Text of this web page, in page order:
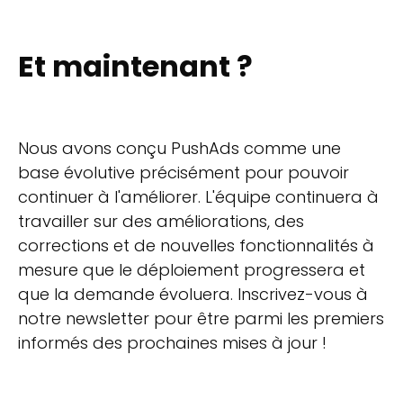
Et maintenant ?
Nous avons conçu PushAds comme une
base évolutive précisément pour pouvoir
continuer à l'améliorer. L'équipe continuera à
travailler sur des améliorations, des
corrections et de nouvelles fonctionnalités à
mesure que le déploiement progressera et
que la demande évoluera. Inscrivez-vous à
notre newsletter pour être parmi les premiers
informés des prochaines mises à jour !